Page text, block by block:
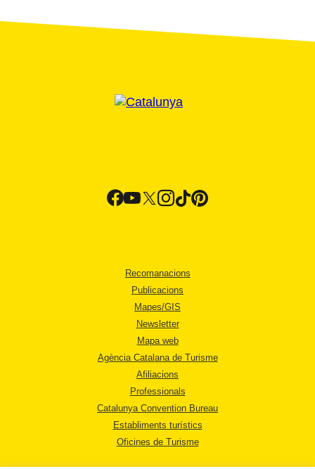
Recomanacions
Publicacions
Mapes/GIS
Newsletter
Mapa web
Agència Catalana de Turisme
Afiliacions
Professionals
Catalunya Convention Bureau
Establiments turístics
Oficines de Turisme